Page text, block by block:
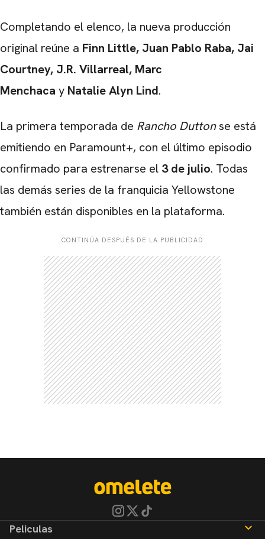
Completando el elenco, la nueva producción
original reúne a Finn Little, Juan Pablo Raba, Jai
Courtney, J.R. Villarreal, Marc
Menchaca y Natalie Alyn Lind.
La primera temporada de Rancho Duttonse está
emitiendo en Paramount+, con el último episodio
confirmado para estrenarse el 3 de julio. Todas
las demás series de la franquicia Yellowstone
también están disponibles en la plataforma.
CONTINÚA DESPUÉS DE LA PUBLICIDAD
Peliculas